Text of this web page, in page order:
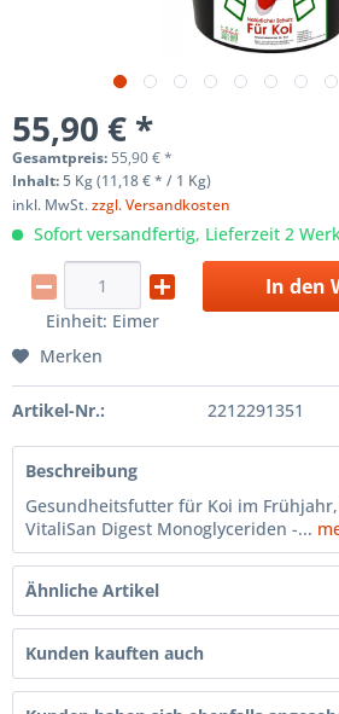
55,90 € *
Gesamtpreis: 55,90€*
Inhalt:5 Kg (11,18 € * / 1 Kg)
inkl. MwSt.zzgl. Versandkosten
Sofort versandfertig, Lieferzeit 2
Einheit: Eimer
In den
Merken
Artikel-Nr.: 2212291351
Beschreibung
Gesundheitsfutter für Koi im
VitaliSan Digest Monoglyceriden -...
Ähnliche Artikel
Kunden kauften auch